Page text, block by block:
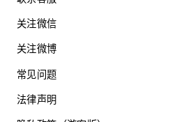
关注微信
关注微博
常见问题
法律声明